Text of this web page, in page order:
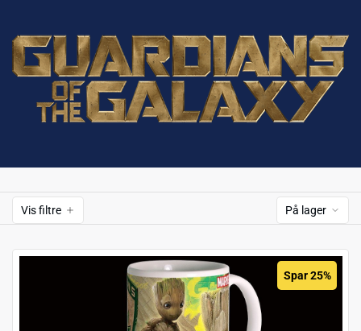
Vis filtre På lager
Spar 25%